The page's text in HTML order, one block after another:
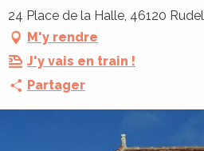
24 Place de la Halle, 46120
M'y rendre
J'y vais en train !
Partager